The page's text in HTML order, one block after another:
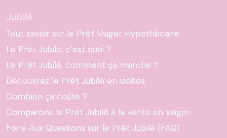
Jubilé
Tout savoir sur le Prêt Viager Hypothécaire
Le Prêt Jubilé, c’est quoi ?
Le Prêt Jubilé, comment ça marche ?
Découvrez le Prêt Jubilé en vidéos
Combien ça coûte ?
Comparons le Prêt Jubilé à la vente en viager
Foire Aux Questions sur le Prêt Jubilé (FAQ)